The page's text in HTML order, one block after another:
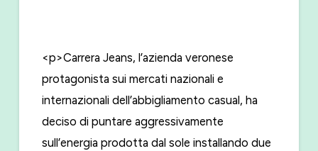
<p>Carrera Jeans, l’azienda veronese
protagonista sui mercati nazionali e
internazionali dell’abbigliamento casual, ha
deciso di puntare aggressivamente
sull’energia prodotta dal sole installando due